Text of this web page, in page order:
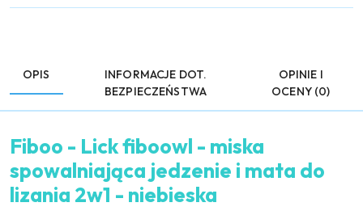
OPIS
INFORMACJE DOT.
BEZPIECZEŃSTWA
OPINIE I
OCENY (0)
Fiboo - Lick fiboowl - miska
spowalniająca jedzenie i mata do
lizania 2w1 - niebieska